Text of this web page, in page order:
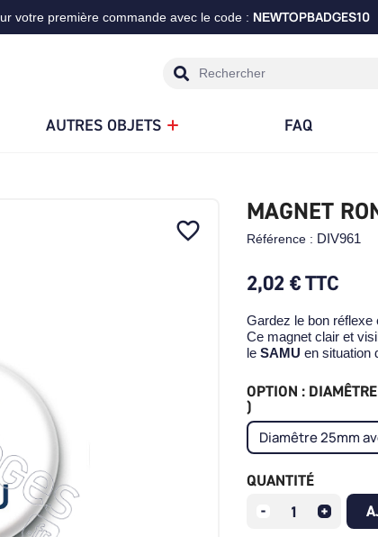
votre première commande avec le code : NEW
AUTRES OBJETS FAQ
favorite_border
MAGNET
Référence : DIV961
2,02 €TTC
Gardez le bon réflexe
Ce magnet clair et
le SAMU en situation
OPTION :
)
QUANTITÉ